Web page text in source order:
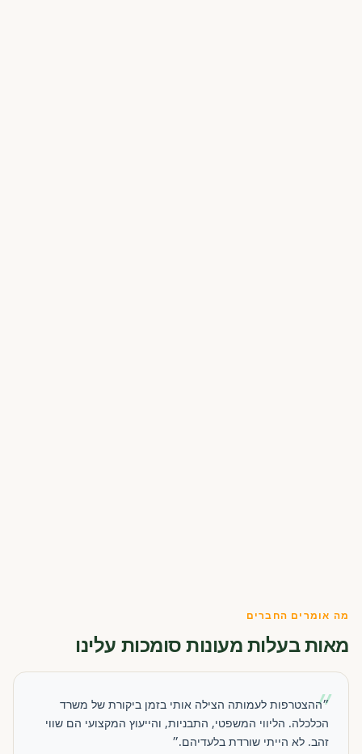
מה אומרים החברים
מאות בעלות מעונות סומכות עלינו
״
״ההצטרפות לעמותה הצילה אותי בזמן ביקורת של משרד
הכלכלה. הליווי המשפטי, התבניות, והייעוץ המקצועי הם שווי
זהב. לא הייתי שורדת בלעדיהם.״